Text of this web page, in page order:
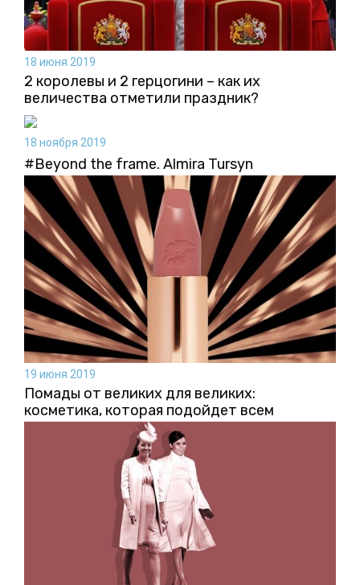
18 июня 2019
2 королевы и 2 герцогини – как их
величества отметили праздник?
18 ноября 2019
#Beyond the frame. Almira Tursyn
19 июня 2019
Помады от великих для великих:
косметика, которая подойдет всем